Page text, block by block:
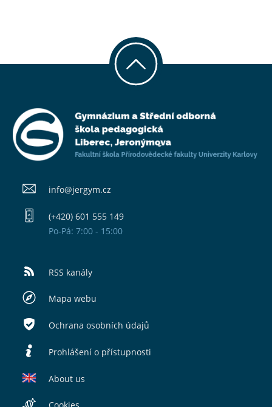
info@​jergym.cz
(+420) 601 555 149
Po-Pá: 7:00 - 15:00
RSS kanály
Mapa webu
Ochrana osobních údajů
Prohlášení o přístupnosti
About us